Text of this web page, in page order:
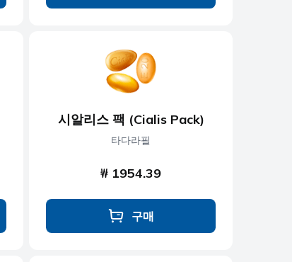
시알리스 팩 (Cialis Pack)
타다라필
₩ 1954.39
구매